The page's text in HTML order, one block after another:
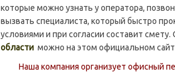
которые можно узнать у оператора,
вызвать специалиста, который быстро
условиями и при согласии составит смету.
области можно на этом официальном
Наша компания организует офисный